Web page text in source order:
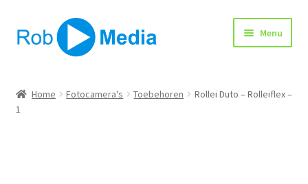
door
naar
Menu
Home Fotocamera's Toebehoren
Rollei Duto – Rolleiflex –
1